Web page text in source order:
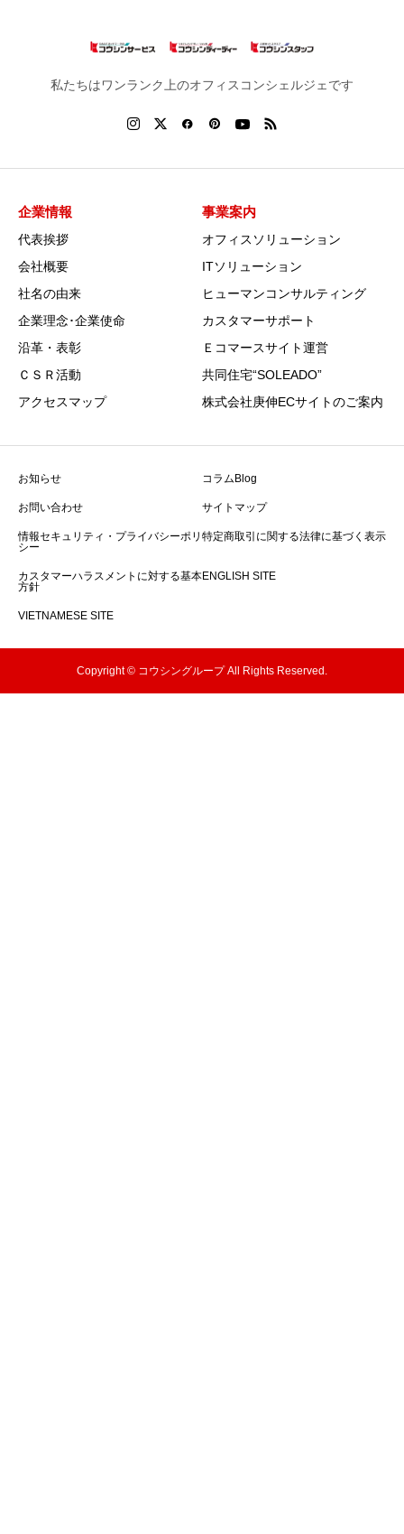
私たちはワンランク上のオフィスコンシェルジェです
企業情報
代表挨拶
会社概要
社名の由来
企業理念･企業使命
沿革・表彰
ＣＳＲ活動
アクセスマップ
事業案内
オフィスソリューション
ITソリューション
ヒューマンコンサルティング
カスタマーサポート
Ｅコマースサイト運営
共同住宅“SOLEADO”
株式会社庚伸ECサイトのご案内
お知らせ コラムBlog
お問い合わせ サイトマップ
情報セキュリティ・プライバシーポリ
シー
特定商取引に関する法律に基づく表示
カスタマーハラスメントに対する基本
方針
ENGLISH SITE
VIETNAMESE SITE
Copyright © コウシングループ All Rights Reserved.